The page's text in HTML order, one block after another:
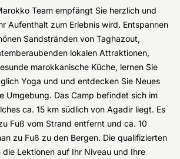
Team empfängt Sie herzlich und
Aufenthalt zum Erlebnis wird. Entspannen
Sandstränden von Taghazout,
lokalen Attraktionen,
marokkanische Küche, lernen Sie
Yoga und und entdecken Sie Neues
Umgebung. Das Camp befindet sich im
ca. 15 km südlich von Agadir liegt. Es
Fuß vom Strand entfernt und ca. 10
zu Fuß zu den Bergen. Die qualifizierten
die Lektionen auf Ihr Niveau und Ihre